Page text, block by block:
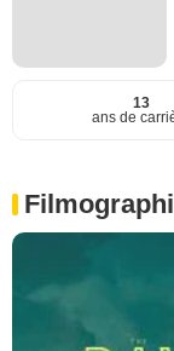
13
ans de